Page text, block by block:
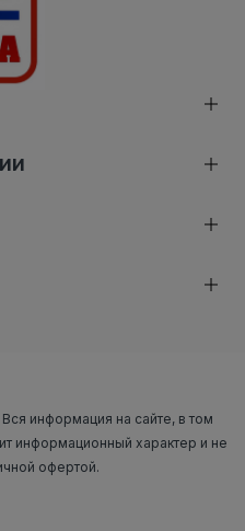
информация на сайте, в том
информационный характер и не
офертой.